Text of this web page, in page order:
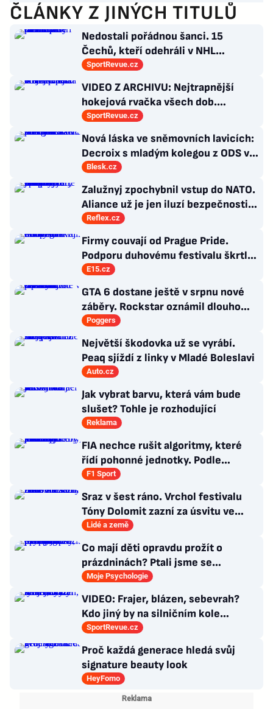
ČLÁNKY Z JINÝCH TITULŮ
Nedostali pořádnou šanci. 15
Čechů, kteří odehráli v NHL
maximálně dva zápasy
SportRevue.cz
VIDEO Z ARCHIVU: Nejtrapnější
hokejová rvačka všech dob.
Nepadla v ní ani rána
SportRevue.cz
Nová láska ve sněmovních lavicích:
Decroix s mladým kolegou z ODS v
bazénu pod Sněžkou
Blesk.cz
Zalužnyj zpochybnil vstup do NATO.
Aliance už je jen iluzí bezpečnosti,
řídí ji staré doktríny
Reflex.cz
Firmy couvají od Prague Pride.
Podporu duhovému festivalu škrtl i
Microsoft
E15.cz
GTA 6 dostane ještě v srpnu nové
záběry. Rockstar oznámil dlouho
očekávanou prezentaci
Poggers
Největší škodovka už se vyrábí.
Peaq sjíždí z linky v Mladé Boleslavi
Auto.cz
Jak vybrat barvu, která vám bude
slušet? Tohle je rozhodující
Reklama
FIA nechce rušit algoritmy, které
řídí pohonné jednotky. Podle
Tombazise by to vše jen zhoršilo
F1 Sport
Sraz v šest ráno. Vrchol festivalu
Tóny Dolomit zazní za úsvitu ve
3000 metrech
Lidé a země
Co mají děti opravdu prožít o
prázdninách? Ptali jsme se
psycholožky, rodinného terapeuta a
Moje Psychologie
VIDEO: Frajer, blázen, sebevrah?
Kdo jiný by na silničním kole
dokázal tyhle triky?
SportRevue.cz
Proč každá generace hledá svůj
signature beauty look
HeyFomo